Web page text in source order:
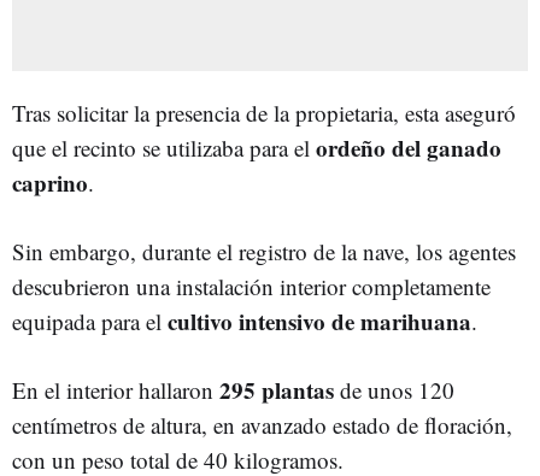
Tras solicitar la presencia de la propietaria, esta aseguró
que el recinto se utilizaba para el ordeño del ganado
caprino.
Sin embargo, durante el registro de la nave, los agentes
descubrieron una instalación interior completamente
equipada para el cultivo intensivo de marihuana.
En el interior hallaron 295 plantas de unos 120
centímetros de altura, en avanzado estado de floración,
con un peso total de 40 kilogramos.